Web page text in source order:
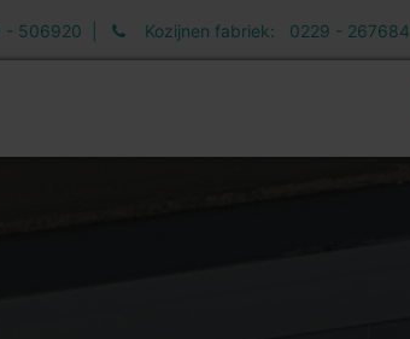
- 506920 | Kozijnen fabriek: 0229 - 267684